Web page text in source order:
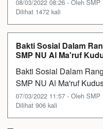
08/03/2022 08:26 - Oleh
Dilihat 1472 kali
Bakti Sosial Dalam
SMP NU Al Ma'ruf
Bakti Sosial Dalam
SMP NU Al Ma'ruf
07/03/2022 11:57 - Oleh
Dilihat 906 kali